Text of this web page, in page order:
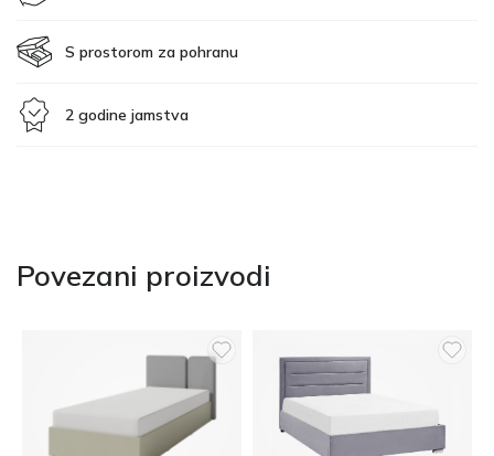
S prostorom za pohranu
2 godine jamstva
Povezani proizvodi